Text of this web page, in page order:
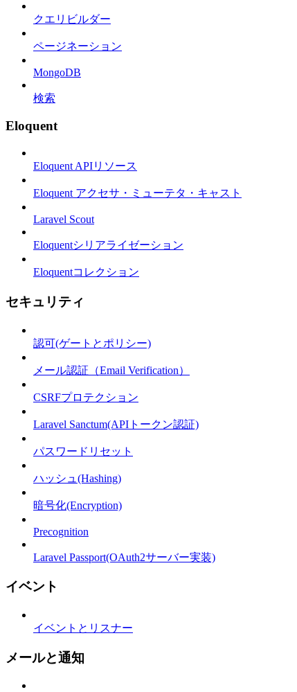
クエリビルダー
ページネーション
MongoDB
検索
Eloquent
Eloquent APIリソース
Eloquent アクセサ・ミューテタ・キャスト
Laravel Scout
Eloquentシリアライゼーション
Eloquentコレクション
セキュリティ
認可(ゲートとポリシー)
メール認証（Email Verification）
CSRFプロテクション
Laravel Sanctum(APIトークン認証)
パスワードリセット
ハッシュ(Hashing)
暗号化(Encryption)
Precognition
Laravel Passport(OAuth2サーバー実装)
イベント
イベントとリスナー
メールと通知